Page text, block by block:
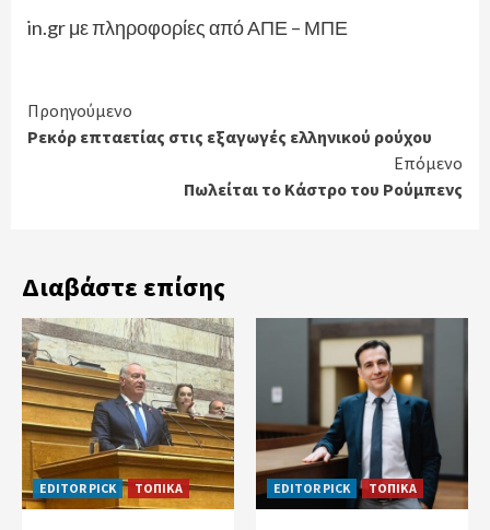
in.gr με πληροφορίες από ΑΠΕ – ΜΠΕ
Continue
Reading
Προηγούμενο
Ρεκόρ επταετίας στις εξαγωγές ελληνικού ρούχου
Επόμενο
Πωλείται το Κάστρο του Ρούμπενς
Διαβάστε επίσης
EDITOR PICK ΤΟΠΙΚΑ EDITOR PICK ΤΟΠΙΚΑ